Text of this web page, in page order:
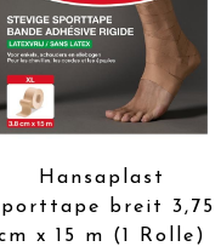
Hansaplast
breit 3,75
x 15 m (1 Rolle)